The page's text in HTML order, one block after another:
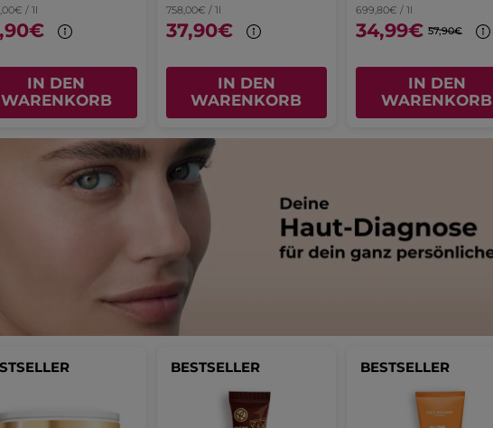
/ 1l
IN DEN
WARENKORB
758,00€ / 1l
37,90€
IN DEN
WARENKORB
699,80€ / 1l
34,99€ 57,90€
IN DEN
WARENKORB
BESTSELLER BESTSELLER